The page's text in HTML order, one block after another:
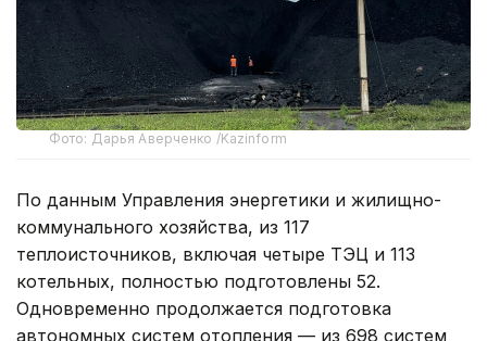
Фото: Дарья Аверченко /Kazinform
По данным Управления энергетики и жилищно-
коммунального хозяйства, из 117
теплоисточников, включая четыре ТЭЦ и 113
котельных, полностью подготовлены 52.
Одновременно продолжается подготовка
автономных систем отопления — из 698 систем